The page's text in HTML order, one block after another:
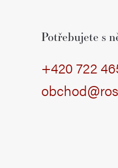
Potřebujete s
+420 722